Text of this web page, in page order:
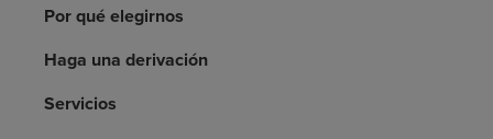
Pacientes y cuidadores
Por qué elegirnos
Haga una derivación
Servicios